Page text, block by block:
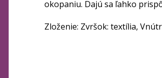
okopaniu. Dajú sa ľahko
Zloženie: Zvršok: textília,